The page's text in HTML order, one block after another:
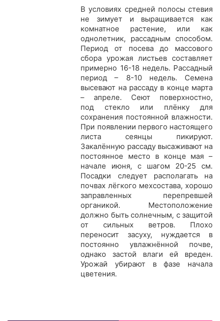
В условиях средней полосы стевия
не зимует и выращивается как
комнатное растение, или как
однолетник, рассадным способом.
Период от посева до массового
сбора урожая листьев составляет
примерно 16-18 недель. Рассадный
период – 8-10 недель. Семена
высевают на рассаду в конце марта
– апреле. Сеют поверхностно,
под стекло или плёнку для
сохранения постоянной влажности.
При появлении первого настоящего
листа сеянцы пикируют.
Закалённую рассаду высаживают на
постоянное место в конце мая –
начале июня, с шагом 20-25 см.
Посадки следует располагать на
почвах лёгкого мехсостава, хорошо
заправленных перепревшей
органикой. Местоположение
должно быть солнечным, с защитой
от сильных ветров. Плохо
переносит засуху, нуждается в
постоянно увлажнённой почве,
однако застой влаги ей вреден.
Урожай убирают в фазе начала
цветения.